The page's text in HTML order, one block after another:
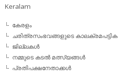
Keralam
കേരളം
ചരിത്രസംഭവങ്ങളുടെ കാലക്രമപട്ടിക
ജില്ലകള്‍
നമ്മുടെ കടല്‍ മത്സ്യങ്ങള്‍
പ്രതിപക്ഷനേതാക്കള്‍